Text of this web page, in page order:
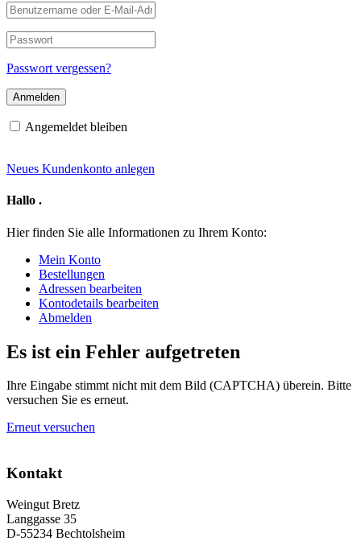
Benutzername
oder
E-
Mail-
Adresse
Passwort
Passwort vergessen?
Angemeldet bleiben
Neues Kundenkonto anlegen
Hallo .
Hier finden Sie alle Informationen zu Ihrem Konto:
Mein Konto
Bestellungen
Adressen bearbeiten
Kontodetails bearbeiten
Abmelden
Es ist ein Fehler aufgetreten
Ihre Eingabe stimmt nicht mit dem Bild (CAPTCHA) überein. Bitte
versuchen Sie es erneut.
Erneut versuchen
Kontakt
Weingut Bretz
Langgasse 35
D-55234 Bechtolsheim